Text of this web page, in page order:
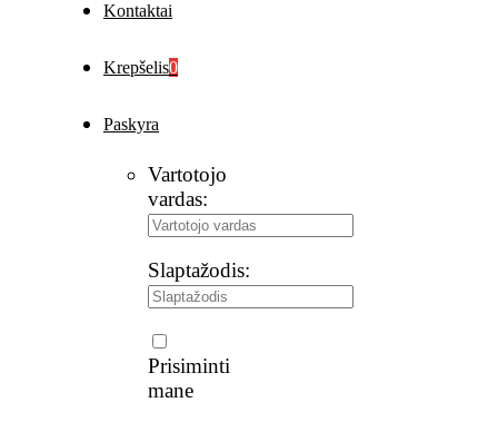
Kontaktai
Krepšelis0
Paskyra
Vartotojo
vardas:
Slaptažodis:
Prisiminti
mane